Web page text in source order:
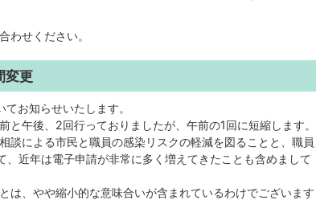
わせください。
変更
お知らせいたします。
午後、2回行っておりましたが、午前の1回に短縮します。
談による市民と職員の感染リスクの軽減を図ることと、職員
近年は電子申請が非常に多く増えてきたことも含めまして
は、やや縮小的な意味合いが含まれているわけでございます